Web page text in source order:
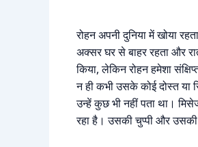
रोहन अपनी दुनिया में खोया
अक्सर घर से बाहर रहता और
किया, लेकिन रोहन हमेशा
न ही कभी उसके कोई दोस्त
उन्हें कुछ भी नहीं पता था।
रहा है। उसकी चुप्पी और